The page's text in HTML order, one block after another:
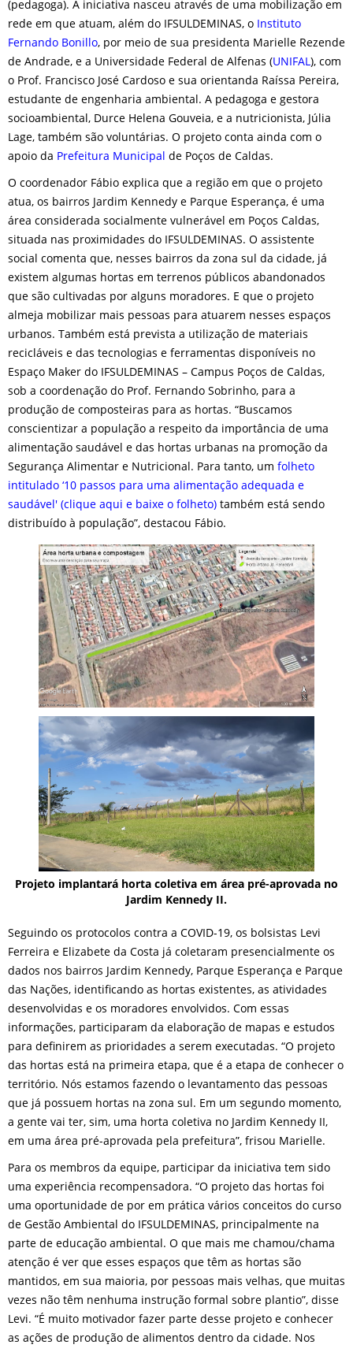
(pedagoga). A iniciativa nasceu através de uma mobilização em
rede em que atuam, além do IFSULDEMINAS, o Instituto
Fernando Bonillo, por meio de sua presidenta Marielle Rezende
de Andrade, e a Universidade Federal de Alfenas (UNIFAL ), com
o Prof. Francisco José Cardoso e sua orientanda Raíssa Pereira,
estudante de engenharia ambiental. A pedagoga e gestora
socioambiental, Durce Helena Gouveia, e a nutricionista, Júlia
Lage, também são voluntárias. O projeto conta ainda com o
apoio da Prefeitura Municipal de Poços de Caldas.
O coordenador Fábio explica que a região em que o projeto
atua, os bairros Jardim Kennedy e Parque Esperança, é uma
área considerada socialmente vulnerável em Poços Caldas,
situada nas proximidades do IFSULDEMINAS. O assistente
social comenta que, nesses bairros da zona sul da cidade, já
existem algumas hortas em terrenos públicos abandonados
que são cultivadas por alguns moradores. E que o projeto
almeja mobilizar mais pessoas para atuarem nesses espaços
urbanos. Também está prevista a utilização de materiais
recicláveis e das tecnologias e ferramentas disponíveis no
Espaço Maker do IFSULDEMINAS – Campus Poços de Caldas,
sob a coordenação do Prof. Fernando Sobrinho, para a
produção de composteiras para as hortas. “Buscamos
conscientizar a população a respeito da importância de uma
alimentação saudável e das hortas urbanas na promoção da
Segurança Alimentar e Nutricional. Para tanto, um folheto
intitulado ‘10 passos para uma alimentação adequada e
saudável' (clique aqui e baixe o folheto) também está sendo
distribuído à população”, destacou Fábio.
Projeto implantará horta coletiva em área pré-aprovada no
Jardim Kennedy II.
Seguindo os protocolos contra a COVID-19, os bolsistas Levi
Ferreira e Elizabete da Costa já coletaram presencialmente os
dados nos bairros Jardim Kennedy, Parque Esperança e Parque
das Nações, identificando as hortas existentes, as atividades
desenvolvidas e os moradores envolvidos. Com essas
informações, participaram da elaboração de mapas e estudos
para definirem as prioridades a serem executadas. “O projeto
das hortas está na primeira etapa, que é a etapa de conhecer o
território. Nós estamos fazendo o levantamento das pessoas
que já possuem hortas na zona sul. Em um segundo momento,
a gente vai ter, sim, uma horta coletiva no Jardim Kennedy II,
em uma área pré-aprovada pela prefeitura”, frisou Marielle.
Para os membros da equipe, participar da iniciativa tem sido
uma experiência recompensadora. “O projeto das hortas foi
uma oportunidade de por em prática vários conceitos do curso
de Gestão Ambiental do IFSULDEMINAS, principalmente na
parte de educação ambiental. O que mais me chamou/chama
atenção é ver que esses espaços que têm as hortas são
mantidos, em sua maioria, por pessoas mais velhas, que muitas
vezes não têm nenhuma instrução formal sobre plantio”, disse
Levi. “É muito motivador fazer parte desse projeto e conhecer
as ações de produção de alimentos dentro da cidade. Nos